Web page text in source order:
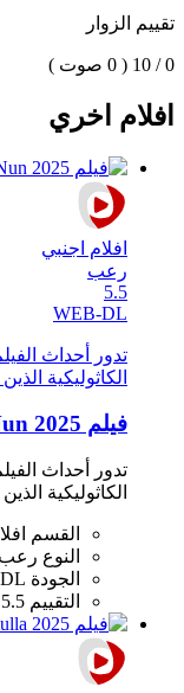
تقييم الزوار
0 / 10 ( 0 صوت )
افلام اخري
افلام اجنبي
رعب
5.5
WEB-DL
تدور أحداث
الكاثوليكية
فيلم Evil Nun 2025 مترجم HD
تدور أحداث
الكاثوليكية
القسم
النوع رعب
الجودة
التقييم 5.5 / 10